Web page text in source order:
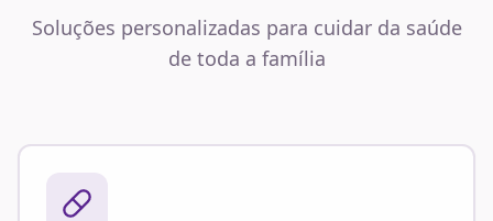
Soluções personalizadas para cuidar da saúde
de toda a família